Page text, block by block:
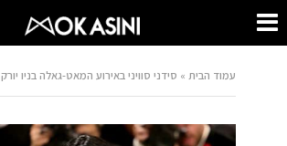
עמוד הבית » סידני סוויני באירוע המאט-גאלה בניו יורק